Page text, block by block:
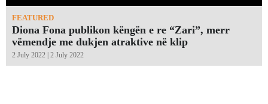
FEATURED
Diona Fona publikon këngën e re “Zari”, merr
vëmendje me dukjen atraktive në klip
2 July 2022 | 2 July 2022